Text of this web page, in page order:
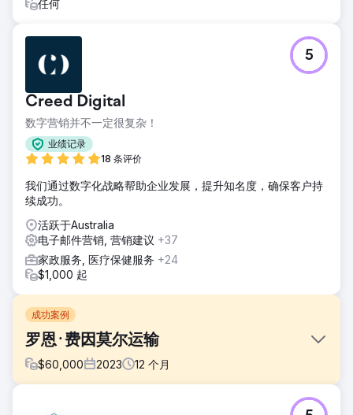
任何
Creed Digital
数字营销并不一定很复杂！
业绩记录
18 条评价
5
我们通过数字化战略帮助企业发展，提升知名度，确保客户持
续成功。
活跃于Australia
电子邮件营销, 营销建议 +37
家政服务, 医疗保健服务 +24
$1,000 起
成功案例
罗恩·费因莫尔运输
$60,000 2023 12 个月